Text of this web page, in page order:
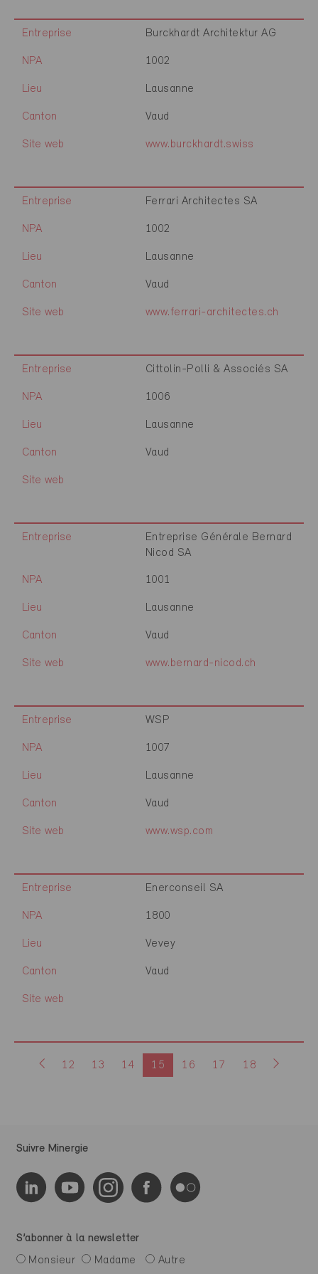
Entreprise Burckhardt Architektur AG
NPA 1002
Lieu Lausanne
Canton Vaud
Site web www.burckhardt.swiss
Entreprise Ferrari Architectes SA
NPA 1002
Lieu Lausanne
Canton Vaud
Site web www.ferrari-architectes.ch
Entreprise Cittolin-Polli & Associés SA
NPA 1006
Lieu Lausanne
Canton Vaud
Site web
Entreprise
Entreprise Générale Bernard
Nicod SA
NPA 1001
Lieu Lausanne
Canton Vaud
Site web www.bernard-nicod.ch
Entreprise WSP
NPA 1007
Lieu Lausanne
Canton Vaud
Site web www.wsp.com
Entreprise Enerconseil SA
NPA 1800
Lieu Vevey
Canton Vaud
Site web
12 13 14 15 16 17 18
Suivre Minergie
S’abonner à la newsletter
Monsieur
Madame Autre